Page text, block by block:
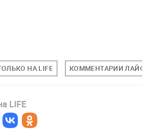
НА LIFE КОММЕНТАРИИ ЛАЙФУ
LIFE